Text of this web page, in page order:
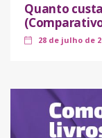
Quanto
28 de julho de